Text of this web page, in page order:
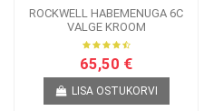
ROCKWELL HABEMENUGA 6C
VALGE KROOM
65,50 €
LISA OSTUKORVI